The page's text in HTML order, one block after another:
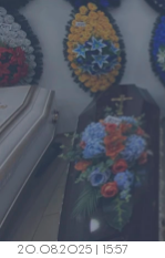
20.08.2025 | 15:57